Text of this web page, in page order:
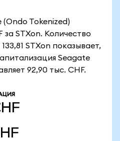
Tokenized)
за STXon. Количество
STXon показывает,
Seagate
92,90 тыс. CHF.